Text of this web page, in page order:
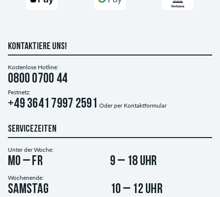
KONTAKTIERE UNS!
Kostenlose Hotline:
0800 0700 44
Festnetz:
+49 3641 7997 2591 Oder per Kontaktformular
SERVICEZEITEN
Unter der Woche:
Mo – Fr 9 – 18 Uhr
Wochenende:
Samstag 10 – 12 Uhr